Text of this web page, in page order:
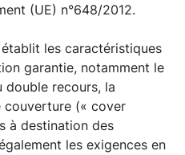
(UE) n°648/2012.
les caractéristiques
garantie, notamment le
double recours, la
(« cover
à destination des
les exigences en